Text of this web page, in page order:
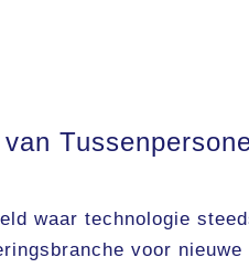
waar technologie
voor